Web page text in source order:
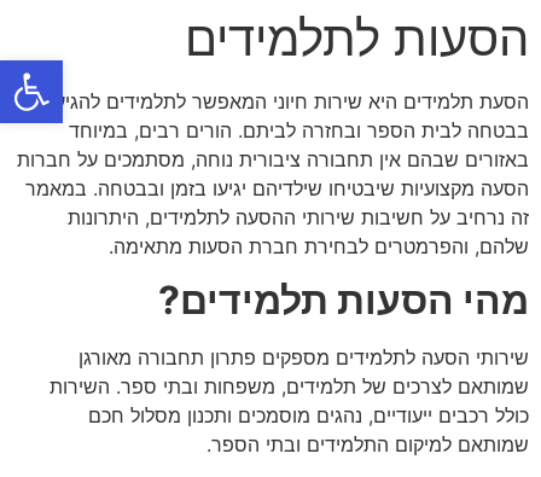
הסעות לתלמידים
הסעת תלמידים היא שירות חיוני המאפשר לתלמידים להגיע
בבטחה לבית הספר ובחזרה לביתם. הורים רבים, במיוחד
באזורים שבהם אין תחבורה ציבורית נוחה, מסתמכים על חברות
הסעה מקצועיות שיבטיחו שילדיהם יגיעו בזמן ובבטחה. במאמר
זה נרחיב על חשיבות שירותי ההסעה לתלמידים, היתרונות
שלהם, והפרמטרים לבחירת חברת הסעות מתאימה.
מהי הסעות תלמידים?
שירותי הסעה לתלמידים מספקים פתרון תחבורה מאורגן
שמותאם לצרכים של תלמידים, משפחות ובתי ספר. השירות
כולל רכבים ייעודיים, נהגים מוסמכים ותכנון מסלול חכם
שמותאם למיקום התלמידים ובתי הספר.